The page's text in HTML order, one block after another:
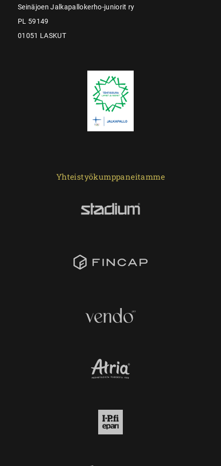
Seinäjoen Jalkapallokerho-juniorit ry
PL 59149
01051 LASKUT
Yhteistyökumppaneitamme